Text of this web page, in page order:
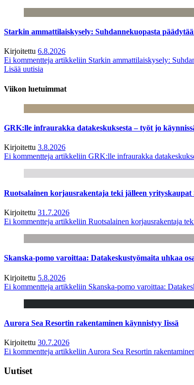
Starkin ammattilaiskysely: Suhdannekuopasta
Kirjoitettu 6.8.2026
Ei kommentteja artikkeliin Starkin ammattilaiskysely:
Lisää uutisia
Viikon luetuimmat
GRK:lle infraurakka datakeskuksesta – työt jo
Kirjoitettu 3.8.2026
Ei kommentteja artikkeliin GRK:lle infraurakka
Ruotsalainen korjausrakentaja teki jälleen yrityskaupat
Kirjoitettu 31.7.2026
Ei kommentteja artikkeliin Ruotsalainen korjausrakentaja
Skanska-pomo varoittaa: Datakeskustyömaita uhkaa
Kirjoitettu 5.8.2026
Ei kommentteja artikkeliin Skanska-pomo varoittaa:
Aurora Sea Resortin rakentaminen käynnistyy Iissä
Kirjoitettu 30.7.2026
Ei kommentteja artikkeliin Aurora Sea Resortin
Uutiset